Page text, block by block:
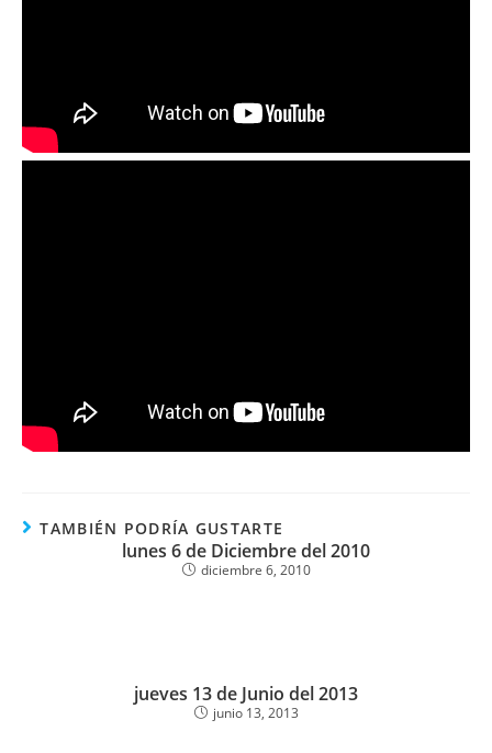
TAMBIÉN PODRÍA GUSTARTE
lunes 6 de Diciembre del 2010
diciembre 6, 2010
jueves 13 de Junio del 2013
junio 13, 2013